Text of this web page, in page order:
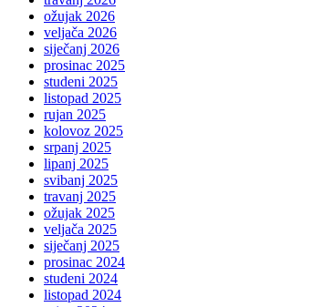
ožujak 2026
veljača 2026
siječanj 2026
prosinac 2025
studeni 2025
listopad 2025
rujan 2025
kolovoz 2025
srpanj 2025
lipanj 2025
svibanj 2025
travanj 2025
ožujak 2025
veljača 2025
siječanj 2025
prosinac 2024
studeni 2024
listopad 2024